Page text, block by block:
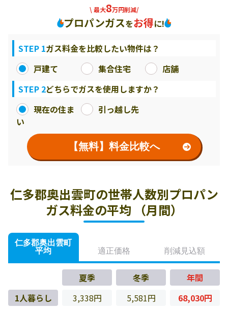
\ 最大8万円削減/
プロパンガスをお得に!
STEP 1ガス料金を比較したい物件は？
戸建て
集合住宅
店舗
STEP 2どちらでガスを使用しますか？
現在の住ま
い
引っ越し先
【無料】料金比較へ
仁多郡奥出雲町の世帯人数別プロパン
ガス料金の平均 （月間）
仁多郡奥出雲町
平均
適正価格 削減見込額
夏季 冬季
年間
1人暮らし
3,338円 5,581円
68,030円